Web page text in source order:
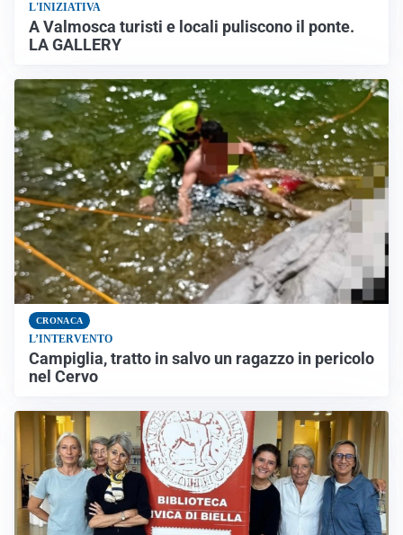
L'INIZIATIVA
A Valmosca turisti e locali puliscono il ponte.
LA GALLERY
CRONACA
L’INTERVENTO
Campiglia, tratto in salvo un ragazzo in pericolo
nel Cervo